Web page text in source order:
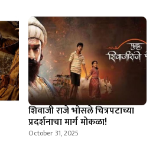
शिवाजी राजे भोसले चित्रपटाच्या
प्रदर्शनाचा मार्ग मोकळा!
October 31, 2025